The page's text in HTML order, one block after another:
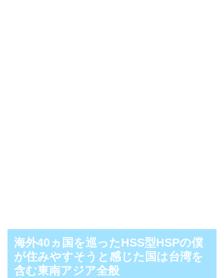
海外40ヵ国を巡ったHSS型HSPの僕
が住みやすそうと感じた国は台湾を
含む東南アジア全般